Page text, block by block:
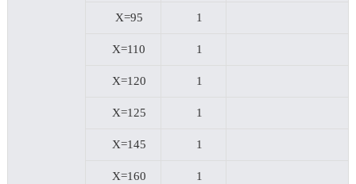
X=95 1
X=110 1
X=120 1
X=125 1
X=145 1
X=160 1